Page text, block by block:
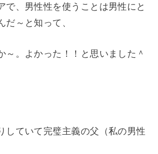
で、男性性を使うことは男性にと
だ～と知って、
～。よかった！！と思いました＾
していて完璧主義の父（私の男性